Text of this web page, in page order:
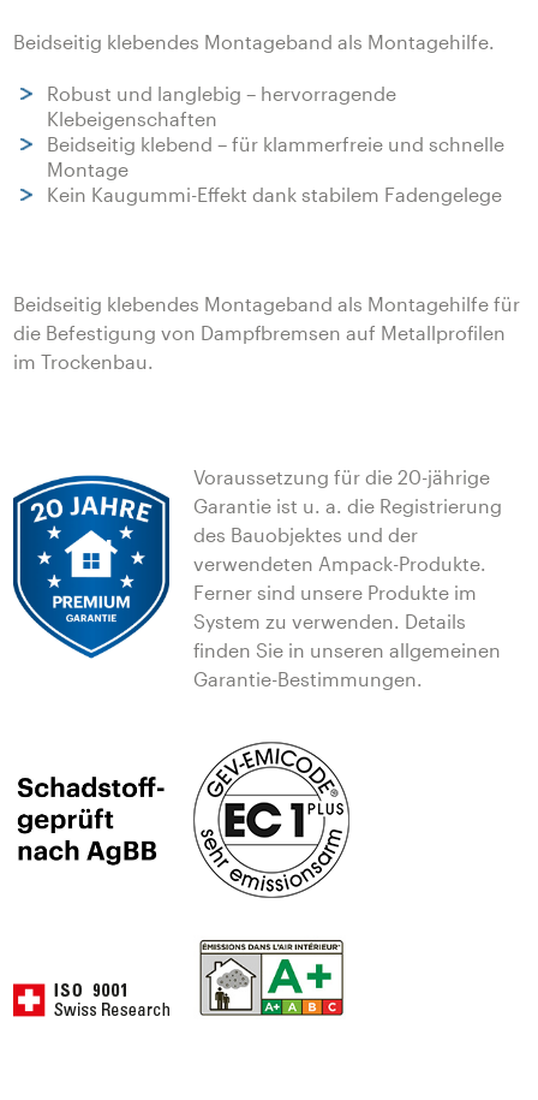
Beidseitig klebendes Montageband als Montagehilfe.
Robust und langlebig – hervorragende
Klebeigenschaften
Beidseitig klebend – für klammerfreie und schnelle
Montage
Kein Kaugummi-Effekt dank stabilem Fadengelege
Beidseitig klebendes Montageband als Montagehilfe für
die Befestigung von Dampfbremsen auf Metallprofilen
im Trockenbau.
Voraussetzung für die 20-jährige
Garantie ist u. a. die Registrierung
des Bauobjektes und der
verwendeten Ampack-Produkte.
Ferner sind unsere Produkte im
System zu verwenden. Details
finden Sie in unseren allgemeinen
Garantie-Bestimmungen.